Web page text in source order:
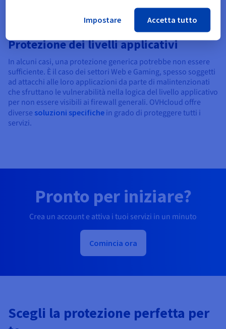
Protezione dei livelli applicativi
In alcuni casi, una protezione generica potrebbe non essere
sufficiente. È il caso dei settori Web e Gaming, spesso soggetti
ad attacchi alle loro applicazioni da parte di malintenzionati
che sfruttano le vulnerabilità nella logica del livello applicativo
per non essere visibili ai firewall generali. OVHcloud offre
diverse soluzioni specifiche in grado di proteggere tutti i
servizi.
Pronto per iniziare?
Crea un account e attiva i tuoi servizi in un minuto
Comincia ora
Scegli la protezione perfetta per
Impostare Accetta tutto